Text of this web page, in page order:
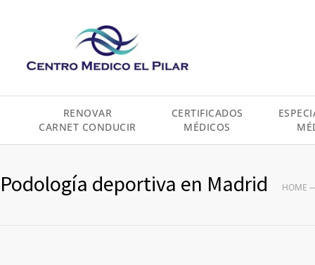
RENOVAR
CARNET CONDUCIR
CERTIFICADOS
MÉDICOS
Podología deportiva en Madrid HOME